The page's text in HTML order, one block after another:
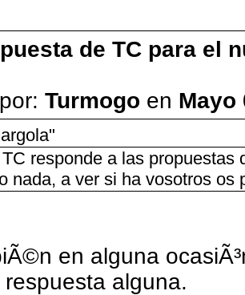
de TC para el
Turmogo en Mayo
responde a las
nada, a ver si ha vosotros os
en alguna
alguna.